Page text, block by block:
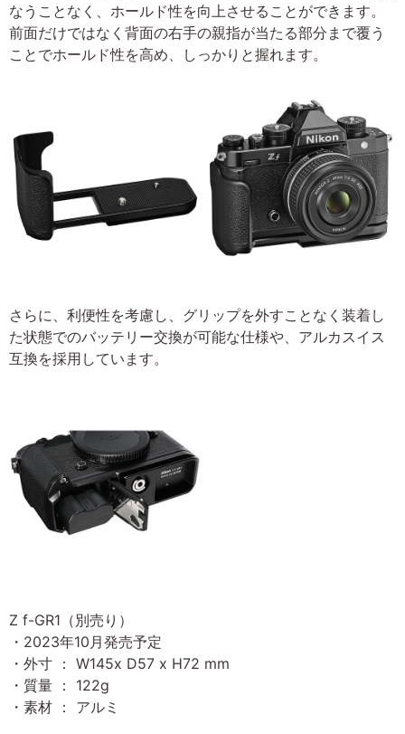
なうことなく、ホールド性を向上させることができます。
前面だけではなく背面の右手の親指が当たる部分まで覆う
ことでホールド性を高め、しっかりと握れます。
さらに、利便性を考慮し、グリップを外すことなく装着し
た状態でのバッテリー交換が可能な仕様や、アルカスイス
互換を採用しています。
Z f-GR1（別売り）
・2023年10月発売予定
・外寸 ： W145x D57 x H72 mm
・質量 ： 122g
・素材 ： アルミ